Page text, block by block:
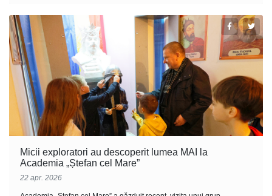
Micii exploratori au descoperit lumea MAI la
Academia „Ștefan cel Mare”
22 apr. 2026